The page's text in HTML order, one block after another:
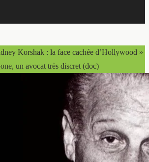
Korshak : la face cachée d’Hollywood »
un avocat très discret (doc)